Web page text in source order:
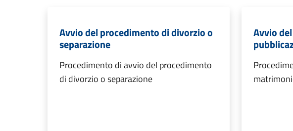
Avvio del procedimento di divorzio o
separazione
Procedimento di avvio del procedimento
di divorzio o separazione
Avvio